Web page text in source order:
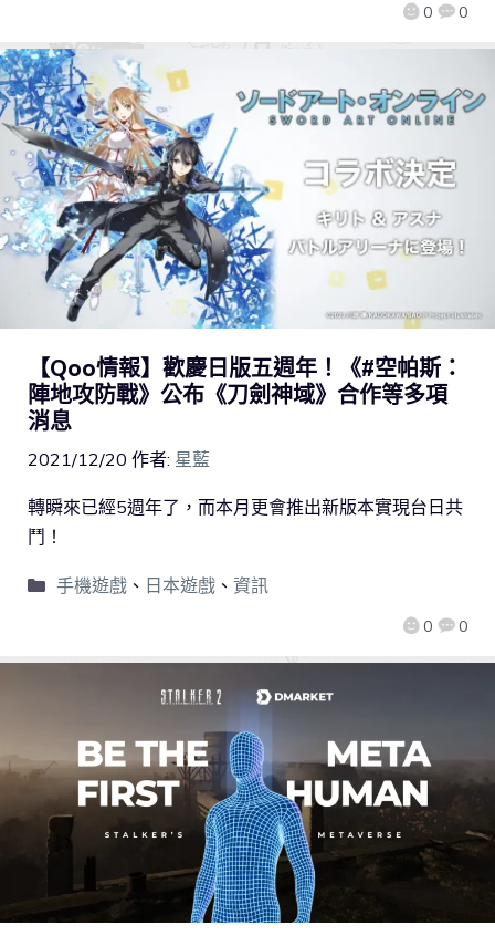
0 0
【Qoo情報】歡慶日版五週年！《#空帕斯：
陣地攻防戰》公布《刀劍神域》合作等多項
消息
2021/12/20 作者: 星藍
0 0
轉瞬來已經5週年了，而本月更會推出新版本實現台日共
鬥！
手機遊戲、 日本遊戲、 資訊